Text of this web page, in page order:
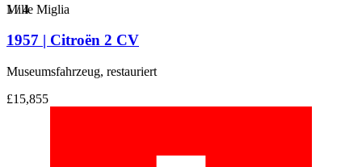
1/4
Mille Miglia
1957 | Citroën 2 CV
Museumsfahrzeug, restauriert
£15,855